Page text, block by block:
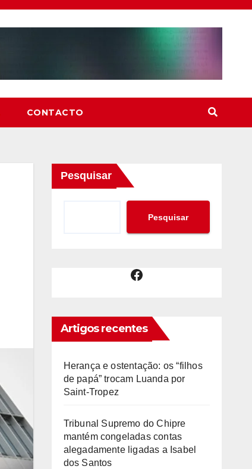
CONTACTO
Pesquisar
Pesquisar
Facebook
Artigos recentes
Herança e ostentação: os “filhos
de papá” trocam Luanda por
Saint-Tropez
Tribunal Supremo do Chipre
mantém congeladas contas
alegadamente ligadas a Isabel
dos Santos